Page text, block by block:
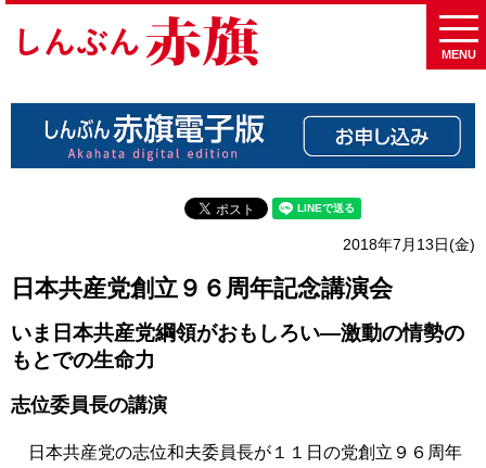
MENU
2018年7月13日(金)
日本共産党創立９６周年記念講演会
いま日本共産党綱領がおもしろい―激動の情勢の
もとでの生命力
志位委員長の講演
日本共産党の志位和夫委員長が１１日の党創立９６周年